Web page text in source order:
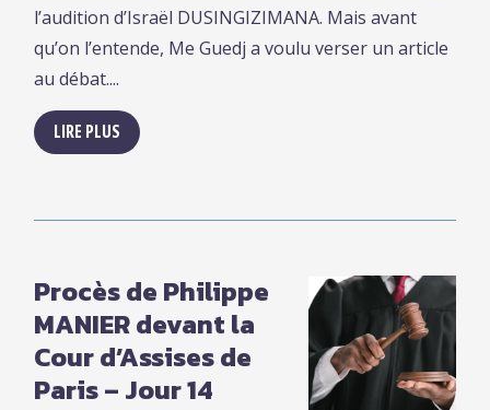
l’audition d’Israël DUSINGIZIMANA. Mais avant
qu’on l’entende, Me Guedj a voulu verser un article
au débat....
LIRE PLUS
Procès de Philippe
MANIER devant la
Cour d’Assises de
Paris – Jour 14